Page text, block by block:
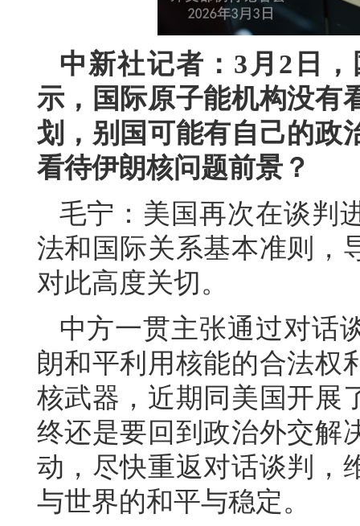
中新社记者：3月2日
示，国际原子能机构没有
划，别国可能有自己的政
看待伊朗核问题前景？
毛宁：美国再次在谈判
法和国际关系基本准则，
对此高度关切。
中方一贯主张通过对话
朗和平利用核能的合法权
核武器，近期同美国开展
终还是要回到政治外交解
动，尽快重返对话谈判，
与世界的和平与稳定。